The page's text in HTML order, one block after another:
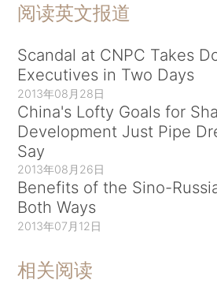
阅读英文报道
Scandal at CNPC Takes
Executives in Two Days
2013年08月28日
China's Lofty Goals for
Development Just Pipe
Say
2013年08月26日
Benefits of the Sino-
Both Ways
2013年07月12日
相关阅读